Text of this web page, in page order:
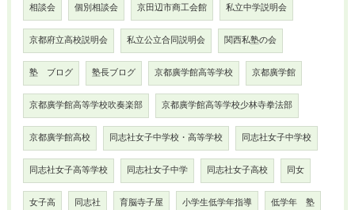
相談会 個別相談会 京田辺市商工会館 私立中学説明会
京都府立高校説明会 私立公立合同説明会 関西私塾の会
塾 ブログ 塾長ブログ 京都廣学館高等学校 京都廣学館
京都廣学館高等学校吹奏楽部 京都廣学館高等学校少林寺拳法部
京都廣学館高校 同志社女子中学校・高等学校 同志社女子中学校
同志社女子高等学校 同志社女子中学 同志社女子高校 同女
女子高 同志社 育脳寺子屋 小学生低学年指導 低学年 塾